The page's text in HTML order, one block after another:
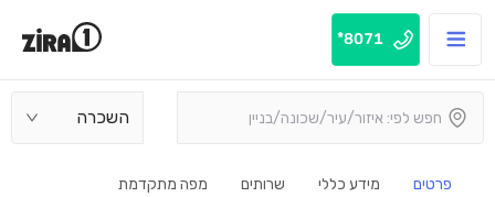
8071*
השכרה
פרטים מידע כללי שרותים מפה מתקדמת